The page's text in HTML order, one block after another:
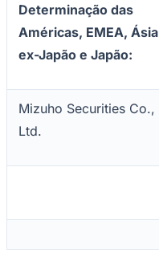
Determinação das
Américas, EMEA, Ásia
ex-Japão e Japão:
Mizuho Securities Co.,
Ltd.